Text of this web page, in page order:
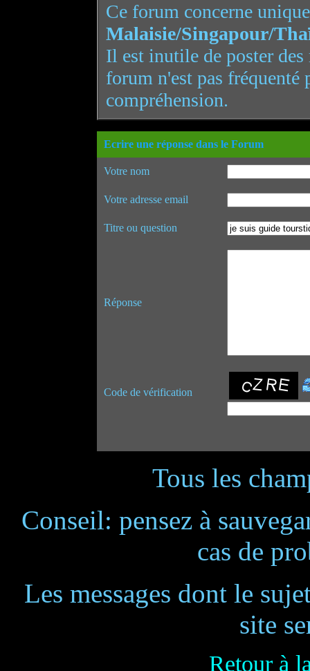
Ce forum concerne
Malaisie/Singapour/
Il est inutile de poster
forum n'est pas
compréhension.
Ecrire une réponse dans le Forum
Votre nom
Votre adresse email
Titre ou question
Réponse
Code de vérification
Tous les
Conseil: pensez à
cas de
Les messages dont le
site
Retour à